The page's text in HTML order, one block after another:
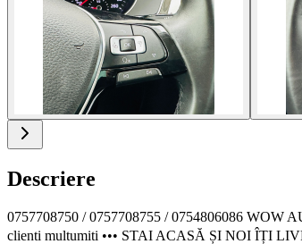
Descriere
0757708750 / 0757708755 / 0754806086
clienti multumiti ••• STAI ACASĂ ȘI NOI ÎȚI